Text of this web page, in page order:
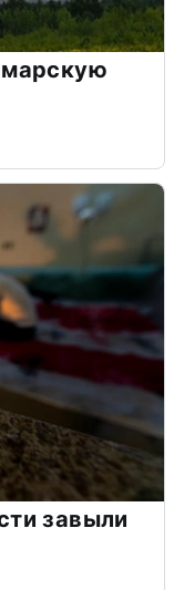
завыли